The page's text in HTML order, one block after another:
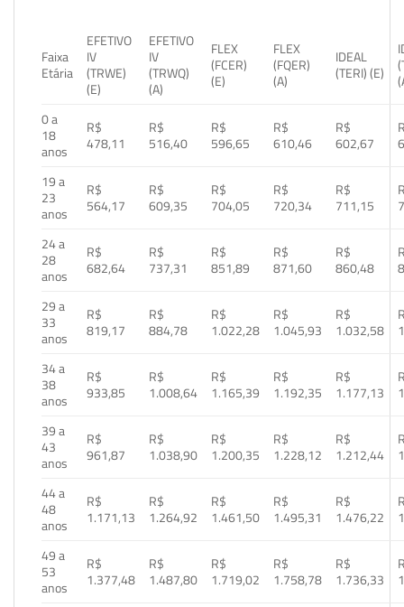
Faixa
Etária
EFETIVO
IV
(TRWE)
(E)
EFETIVO
IV
(TRWQ)
(A)
FLEX
(FCER)
(E)
FLEX
(FQER)
(A)
IDEAL
(TERI) (E)
0 a
18
anos
R$
478,11
R$
516,40
R$
596,65
R$
610,46
R$
602,67
19 a
23
anos
R$
564,17
R$
609,35
R$
704,05
R$
720,34
R$
711,15
24 a
28
anos
R$
682,64
R$
737,31
R$
851,89
R$
871,60
R$
860,48
29 a
33
anos
R$
819,17
R$
884,78
R$
1.022,28
R$
1.045,93
R$
1.032,58
34 a
38
anos
R$
933,85
R$
1.008,64
R$
1.165,39
R$
1.192,35
R$
1.177,13
39 a
43
anos
R$
961,87
R$
1.038,90
R$
1.200,35
R$
1.228,12
R$
1.212,44
44 a
48
anos
R$
1.171,13
R$
1.264,92
R$
1.461,50
R$
1.495,31
R$
1.476,22
49 a
53
anos
R$
1.377,48
R$
1.487,80
R$
1.719,02
R$
1.758,78
R$
1.736,33